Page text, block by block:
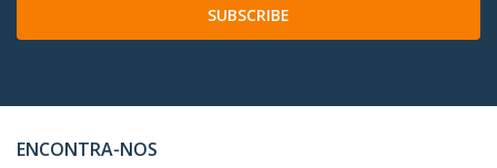
SUBSCRIBE
ENCONTRA-NOS